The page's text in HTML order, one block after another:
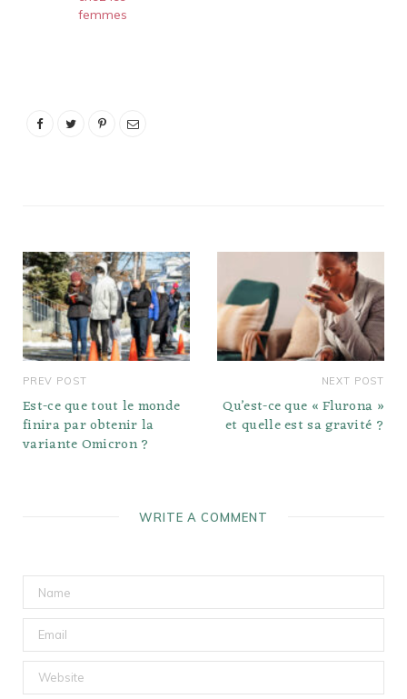
femmes
PREV POST
Est-ce que tout le monde
finira par obtenir la
variante Omicron ?
NEXT POST
Qu’est-ce que « Flurona »
et quelle est sa gravité ?
WRITE A COMMENT